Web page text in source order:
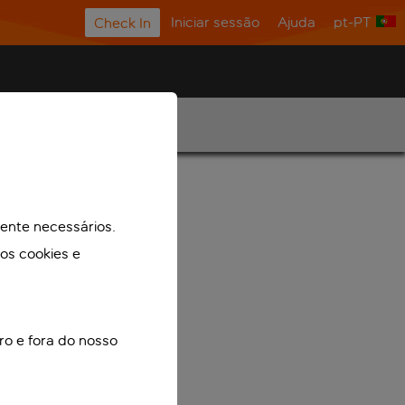
Check In Iniciar sessão Ajuda pt-PT
necessários.
cookies e
e fora do nosso